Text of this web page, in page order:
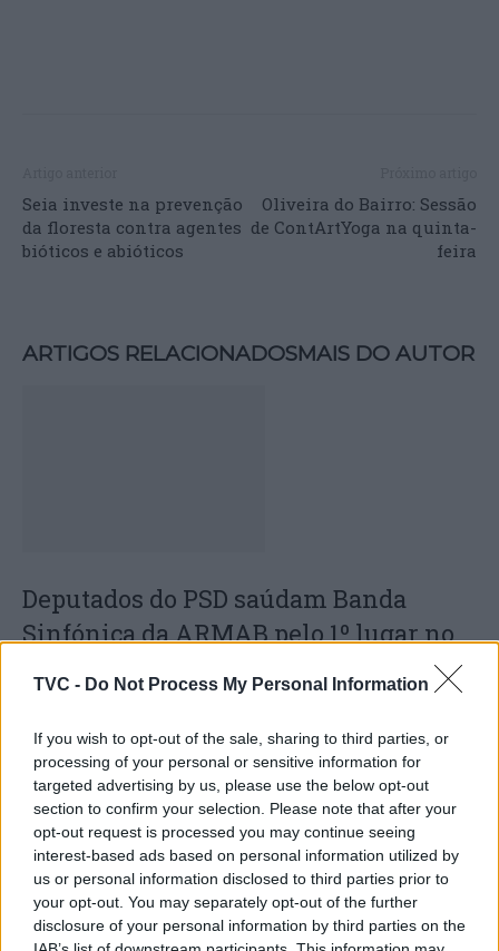
TVC - Do Not Process My Personal Information
If you wish to opt-out of the sale, sharing to third parties, or
processing of your personal or sensitive information for
targeted advertising by us, please use the below opt-out
section to confirm your selection. Please note that after your
opt-out request is processed you may continue seeing
interest-based ads based on personal information utilized by
us or personal information disclosed to third parties prior to
your opt-out. You may separately opt-out of the further
disclosure of your personal information by third parties on the
Seia investe na prevenção
da floresta contra agentes
bióticos e abióticos
Oliveira do Bairro: Sessão
de ContArtYoga na quinta-
feira
ARTIGOS RELACIONADOSMAIS DO AUTOR
Deputados do PSD saúdam Banda
Sinfónica da ARMAB pelo 1º lugar no
Capacita Jovem de Poiares aproxima